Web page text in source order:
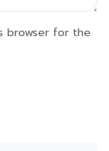
browser for the